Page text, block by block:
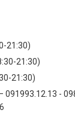
lựa chọn công
quả hoạt động
trắng cho
ấm áp, thân
21:30)
21:30)
21:30)
091993.12.13 -